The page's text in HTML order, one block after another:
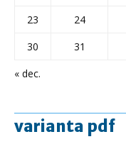
« dec.
23
24
30
31
varianta pdf